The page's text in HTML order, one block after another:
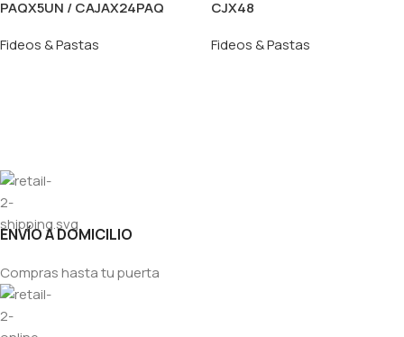
PAQX5UN / CAJAX24PAQ
Fideos & Pastas
CJX48
Fideos & Pastas
ENVÍO A DOMICILIO
Compras hasta tu puerta